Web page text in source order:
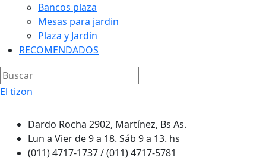
Bancos plaza
Mesas para jardin
Plaza y Jardin
RECOMENDADOS
El tizon
Dardo Rocha 2902, Martínez, Bs As.
Lun a Vier de 9 a 18. Sáb 9 a 13. hs
(011) 4717-1737 / (011) 4717-5781